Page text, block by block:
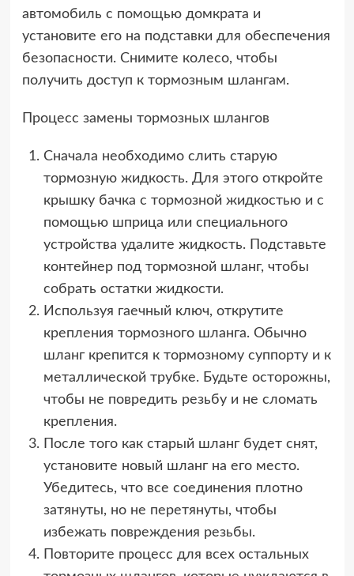
автомобиль с помощью домкрата и
установите его на подставки для обеспечения
безопасности. Снимите колесо, чтобы
получить доступ к тормозным шлангам.
Процесс замены тормозных шлангов
Сначала необходимо слить старую
тормозную жидкость. Для этого откройте
крышку бачка с тормозной жидкостью и с
помощью шприца или специального
устройства удалите жидкость. Подставьте
контейнер под тормозной шланг, чтобы
собрать остатки жидкости.
Используя гаечный ключ, открутите
крепления тормозного шланга. Обычно
шланг крепится к тормозному суппорту и к
металлической трубке. Будьте осторожны,
чтобы не повредить резьбу и не сломать
крепления.
После того как старый шланг будет снят,
установите новый шланг на его место.
Убедитесь, что все соединения плотно
затянуты, но не перетянуты, чтобы
избежать повреждения резьбы.
Повторите процесс для всех остальных